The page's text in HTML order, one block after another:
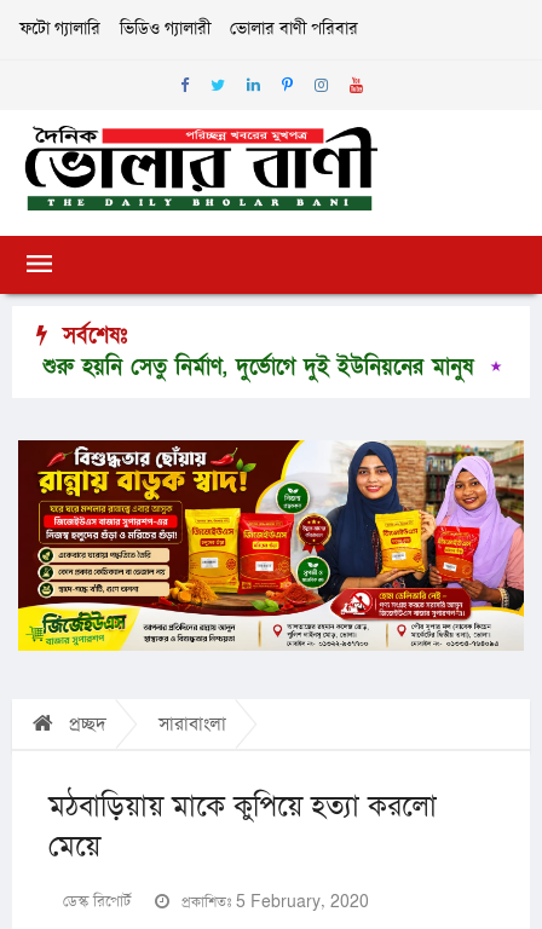
ফটো গ্যালারি ভিডিও গ্যালারী ভোলার বাণী পরিবার
সর্বশেষঃ
সেতু নির্মাণ, দুর্ভোগে দুই ইউনিয়নের মানুষ
ছুটি
প্রচ্ছদ সারাবাংলা
মঠবাড়িয়ায় মাকে কুপিয়ে হত্যা করলো
মেয়ে
ডেস্ক রিপোর্ট প্রকাশিতঃ 5 February, 2020